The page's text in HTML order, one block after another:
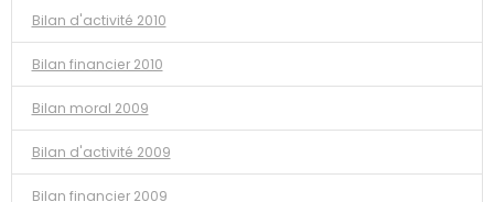
Bilan d'activité 2010
Bilan financier 2010
Bilan moral 2009
Bilan d'activité 2009
Bilan financier 2009